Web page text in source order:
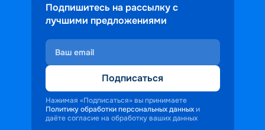
Подпишитесь на рассылку с
лучшими предложениями
Подписаться
Нажимая «Подписаться» вы принимаете
Политику обработки персональных данных и
даёте согласие на обработку ваших данных